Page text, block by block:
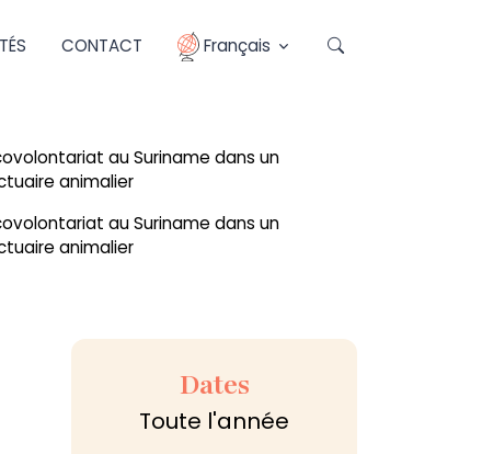
CONTACT Français
Dates
Toute l'année